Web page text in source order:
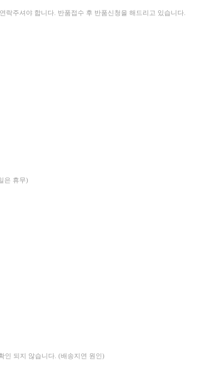
락주셔야 합니다. 반품접수 후 반품신청을 해드리고 있습니다.
은 휴무)
인 되지 않습니다. (배송지연 원인)